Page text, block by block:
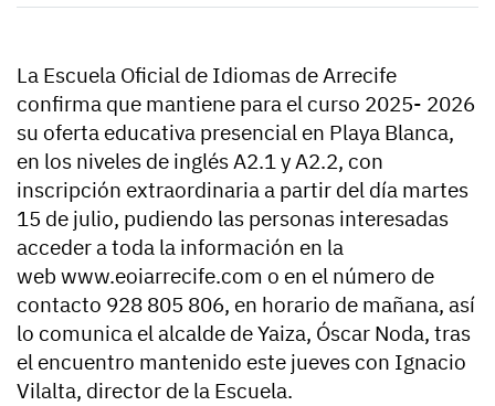
La Escuela Oficial de Idiomas de Arrecife
confirma que mantiene para el curso 2025- 2026
su oferta educativa presencial en Playa Blanca,
en los niveles de inglés A2.1 y A2.2, con
inscripción extraordinaria a partir del día martes
15 de julio, pudiendo las personas interesadas
acceder a toda la información en la
web www.eoiarrecife.com o en el número de
contacto 928 805 806, en horario de mañana, así
lo comunica el alcalde de Yaiza, Óscar Noda, tras
el encuentro mantenido este jueves con Ignacio
Vilalta, director de la Escuela.